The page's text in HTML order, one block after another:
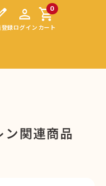
録
person
ログイン
0
shopping_cart
カート
関連商品